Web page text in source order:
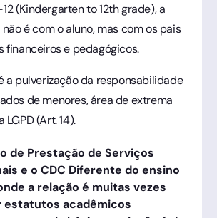
(Kindergarten to 12th grade), a
é com o aluno, mas com os pais
financeiros e pedagógicos.
a pulverização da responsabilidade
de menores, área de extrema
(Art. 14).
de Prestação de Serviços
e o CDC Diferente do ensino
a relação é muitas vezes
estatutos acadêmicos